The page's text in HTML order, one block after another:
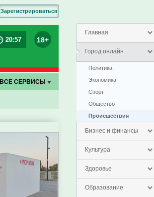
Главная
Город онлайн
Политика
Экономика
Спорт
Общество
Проиcшествия
Бизнес и финансы
Культура
Здоровье
Образование
Зарегистрироваться
20:57 18+
ВСЕ СЕРВИСЫ